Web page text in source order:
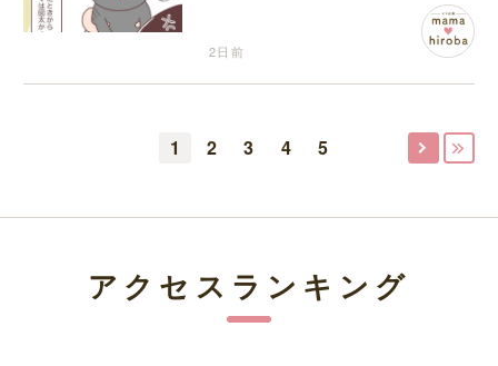
2日前
1 2 3 4 5
アクセスランキング